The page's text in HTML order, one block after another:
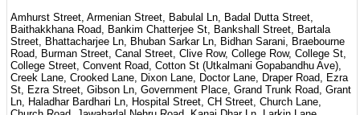
Amhurst Street, Armenian Street, Babulal Ln, Badal Dutta Street,
Baithakkhana Road, Bankim Chatterjee St, Bankshall Street, Bartala
Street, Bhattacharjee Ln, Bhuban Sarkar Ln, Bidhan Sarani, Braebourne
Road, Burman Street, Canal Street, Clive Row, College Row, College St,
College Street, Convent Road, Cotton St (Utkalmani Gopabandhu Ave),
Creek Lane, Crooked Lane, Dixon Lane, Doctor Lane, Draper Road, Ezra
St, Ezra Street, Gibson Ln, Government Place, Grand Trunk Road, Grant
Ln, Haladhar Bardhari Ln, Hospital Street, CH Street, Church Lane,